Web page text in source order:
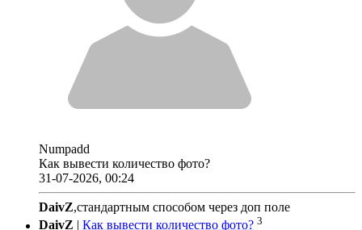
Numpadd
Как вывести количество фото?
31-07-2026, 00:24
DaivZ,стандартным способом через доп поле
DaivZ
Как вывести количество фото? 3